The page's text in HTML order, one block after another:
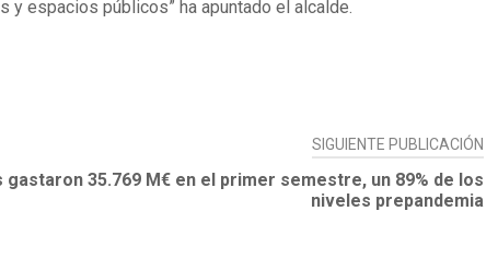
espacios públicos” ha apuntado el alcalde.
SIGUIENTE PUBLICACIÓN
35.769 M€ en el primer semestre, un 89% de los
niveles prepandemia